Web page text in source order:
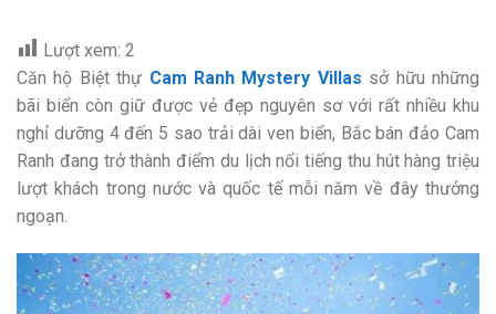
Lượt xem: 2
Căn hộ Biệt thự Cam Ranh Mystery Villas sở hữu những
bãi biển còn giữ được vẻ đẹp nguyên sơ với rất nhiều khu
nghỉ dưỡng 4 đến 5 sao trải dài ven biển, Bắc bán đảo Cam
Ranh đang trở thành điểm du lịch nổi tiếng thu hút hàng triệu
lượt khách trong nước và quốc tế mỗi năm về đây thưởng
ngoạn.